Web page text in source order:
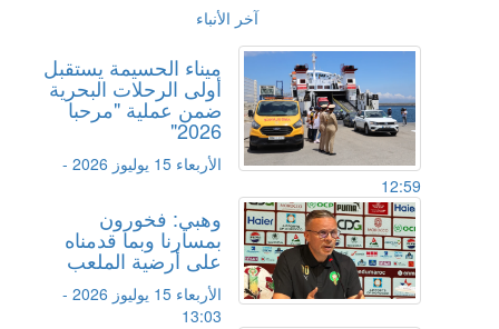
آخر الأنباء
ميناء الحسيمة يستقبل
أولى الرحلات البحرية
ضمن عملية "مرحبا
2026"
الأربعاء 15 يوليوز 2026 -
12:59
وهبي: فخورون
بمسارنا وبما قدمناه
على أرضية الملعب
الأربعاء 15 يوليوز 2026 -
13:03